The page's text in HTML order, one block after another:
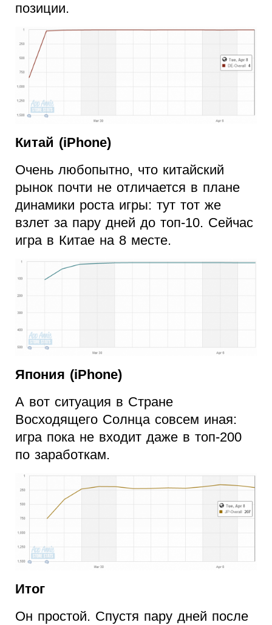
позиции.
Китай (iPhone)
Очень любопытно, что китайский
рынок почти не отличается в плане
динамики роста игры: тут тот же
взлет за пару дней до топ-10. Сейчас
игра в Китае на 8 месте.
Япония (iPhone)
А вот ситуация в Стране
Восходящего Солнца совсем иная:
игра пока не входит даже в топ-200
по заработкам.
Итог
Он простой. Спустя пару дней после